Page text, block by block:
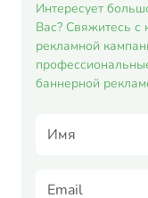
Интересует
Вас? Свяжитесь с
рекламной
баннерной